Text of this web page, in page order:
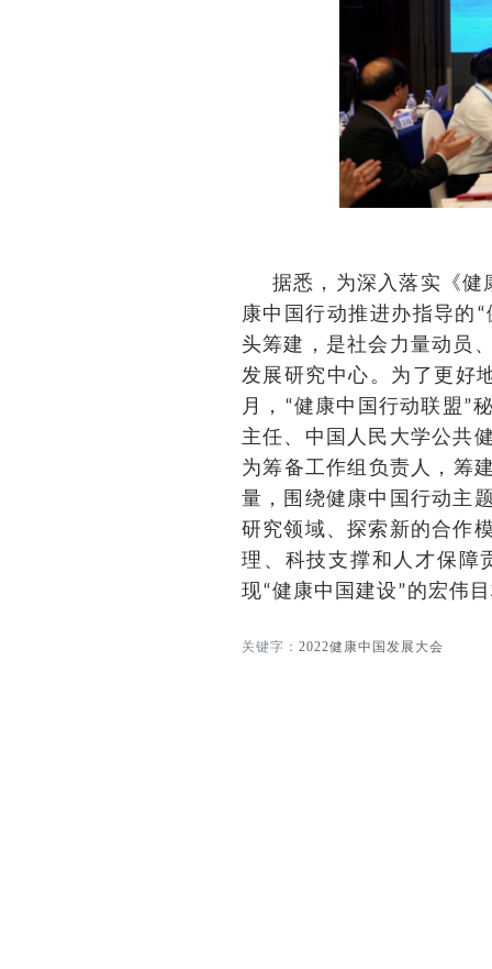
据悉，为深入落实《健
康中国行动推进办指导的 “
头筹建，是社会力量动员
发展研究中心。为了更好
月， “健康中国行动联盟 ”
主任、中国人民大学公共
为筹备工作组负责人，筹
量，围绕健康中国行动主
研究领域、探索新的合作
理、科技支撑和人才保障
现“健康中国建设”的宏伟
关键字： 2022健康中国发展大会